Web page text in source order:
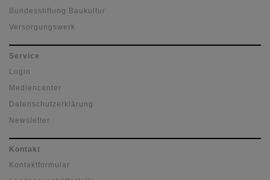
Bundesstiftung Baukultur
Versorgungswerk
Service
Login
Mediencenter
Datenschutzerklärung
Newsletter
Kontakt
Kontaktformular